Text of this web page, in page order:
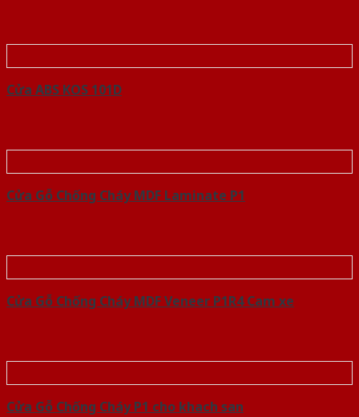
Cửa ABS KOS 101D
Cửa Gỗ Chống Cháy MDF Laminate P1
Cửa Gỗ Chống Cháy MDF Veneer P1R4 Cam xe
Cửa Gỗ Chống Cháy P1 cho khach san